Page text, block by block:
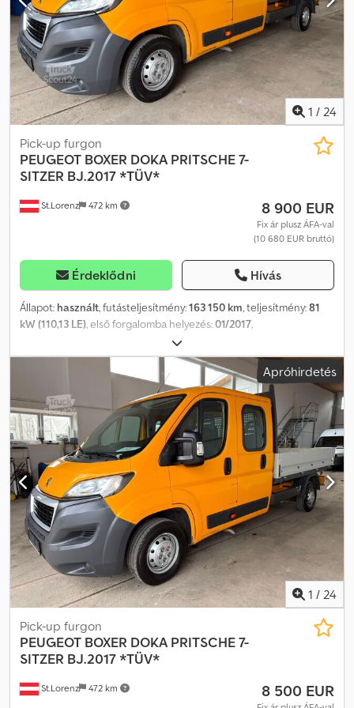
További információkért kérjük, hívja Francesco-t a 3356514297-es
telefonszámon. Crodpfozr E Uhjx Anksf
1 / 24
St.Lorenz 472 km
Pick-up furgon
PEUGEOT BOXER DOKA PRITSCHE 7-
SITZER BJ.2017 *TÜV*
8 900 EUR
Fix ár plusz ÁFA-val
(10 680 EUR bruttó)
Érdeklődni Hívás
Állapot: használt, futásteljesítmény:163 150 km, teljesítmény:81
kW (110,13 LE), első forgalomba helyezés:01/2017,
, össztömeg:
hajtástípus:mechanikai, ülések száma:7, teljes hossz:6 228 mm,
2 100 mm , teljes magasság:2 254 mm, raktér
, rakodótér szélesség:2 003 mm, Felszereltség:
ABS, központi zár, * PEUGEOT BOXER DOKA PLATÓS KÉSZÜLÉK *
7 üléses, első tulajdonostól * EG – 2148 kg * NTZ – 1277 kg * GG –
3500 kg * Tengelytáv – 4035 mm * Belső azonosító: 8 Csdozn Ex
Sspfx Ankjrf * TÜV (műszaki vizsga) érvényessége: 2027.01 *
Minden adat a legjobb tudásunk szerint, de nincs rá garancia *
Nyomdai hibák és előzetes értékesítés fenntartva * ÁR, nettó
Apróhirdetés
1 / 24
St.Lorenz 472 km
Pick-up furgon
PEUGEOT BOXER DOKA PRITSCHE 7-
SITZER BJ.2017 *TÜV*
8 500 EUR